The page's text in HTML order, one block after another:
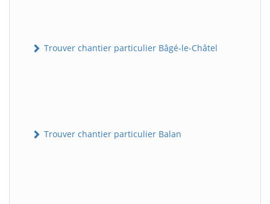
Trouver chantier particulier Bâgé-le-Châtel
Trouver chantier particulier Balan